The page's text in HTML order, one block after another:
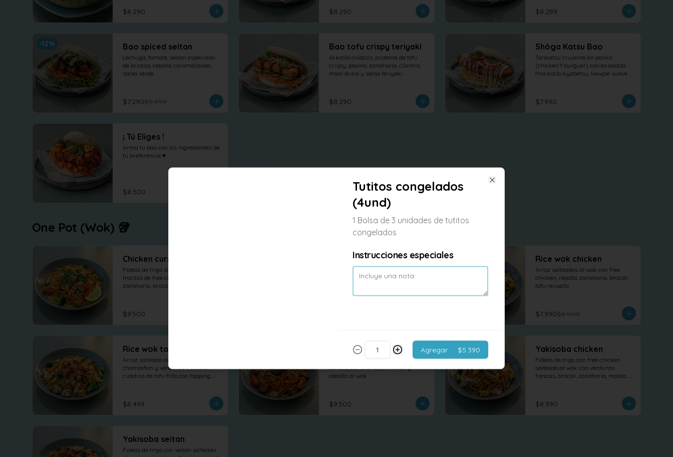
$8.290 $8.290 $8.289
-12% Bao spiced seitan
Lechuga, tomate, seitan especiado
de la casa, cebolla caramelizada,
salsa verde.
$7.290$8.290
Bao tofu crispy teriyaki
Al estilo asiático, proteína de tofu
crispy, pepino, zanahoria, cilantro,
maní dulce y salsa teriyaki.
$8.290
Shôga Katsu Bao
Torikatsu crujiente en panko
(chicken´t burguer) con ensalada
fina estilo kyabetsu, kewpie suave y
terminado con cilantro fresco.
$7.990
¡ Tú Eliges !
Arma tu bao con los ingredientes de
tu preferencia ♥
$8.500
One Pot (Wok) 🥡
Chicken curry
Fideos de trigo salteados con
trocitos de free chicken, pimenton,
zanahoria, brocoli y cebolla al wok
$9.500
Rice wok Seitan
Arroz salteados al wok con seitan
repollo, zanahoria, brocoli , tofu
- Rice wok chicken
Arroz salteados al wok con free
chicken, repollo, zanahoria, brocoli,
tofu revuelto
$7.990$8.500
Rice wok tofu teriyaki
Arroz salteado al wok con
champiñon y verduras frescas,
cuadros de tofu frito con topping
$8.499
Tallarin saltado
Tallarines saltados con seitan,
tomate, zanahoria, pimentón y
cebolla al wok
$9.500
Yakisoba chicken
Fideos de trigo con free chicken
salteado al wok con verduras
frescas, brocoli, zanahoria, repollo.
$8.990
Yakisoba seitan
Fideos de trigo con seitan salteado
Tutitos congelados
(4und)
1 Bolsa de 3 unidades de tutitos
congelados
Instrucciones especiales
Agregar $5.390